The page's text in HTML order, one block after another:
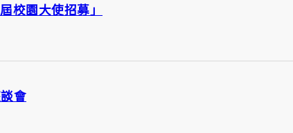
校園大使招募」
會